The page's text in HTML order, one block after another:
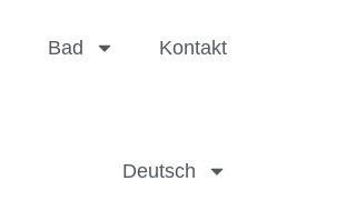
Bad Kontakt
Deutsch